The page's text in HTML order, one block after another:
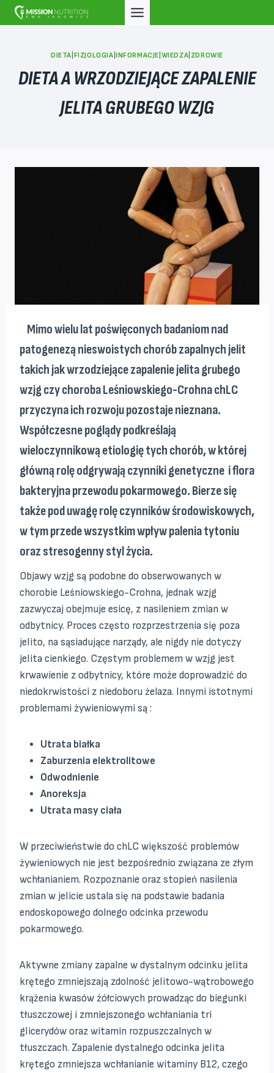
Przejdź
do
DIETA FIZJOLOGIA |INFORMACJE WIEDZA ZDROWIE
DIETA A WRZODZIEJĄCE ZAPALENIE
JELITA GRUBEGO WZJG
Mimo wielu lat poświęconych badaniom nad
patogenezą nieswoistych chorób zapalnych jelit
takich jak wrzodziejące zapalenie jelita grubego
wzjg czy choroba Leśniowskiego-Crohna chLC
przyczyna ich rozwoju pozostaje nieznana.
Współczesne poglądy podkreślają
wieloczynnikową etiologię tych chorób, w której
główną rolę odgrywają czynniki genetyczne i flora
bakteryjna przewodu pokarmowego. Bierze się
także pod uwagę rolę czynników środowiskowych,
w tym przede wszystkim wpływ palenia tytoniu
oraz stresogenny styl życia.
Objawy wzjg są podobne do obserwowanych w
chorobie Leśniowskiego-Crohna, jednak wzjg
zazwyczaj obejmuje esicę, z nasileniem zmian w
odbytnicy. Proces często rozprzestrzenia się poza
jelito, na sąsiadujące narządy, ale nigdy nie dotyczy
jelita cienkiego. Częstym problemem w wzjg jest
krwawienie z odbytnicy, które może doprowadzić do
niedokrwistości z niedoboru żelaza. Innymi istotnymi
problemami żywieniowymi są :
Utrata białka
Zaburzenia elektrolitowe
Odwodnienie
Anoreksja
Utrata masy ciała
W przeciwieństwie do chLC większość problemów
żywieniowych nie jest bezpośrednio związana ze złym
wchłanianiem. Rozpoznanie oraz stopień nasilenia
zmian w jelicie ustala się na podstawie badania
endoskopowego dolnego odcinka przewodu
pokarmowego.
Aktywne zmiany zapalne w dystalnym odcinku jelita
krętego zmniejszają zdolność jelitowo-wątrobowego
krążenia kwasów żółciowych prowadząc do biegunki
tłuszczowej i zmniejszonego wchłaniania tri
glicerydów oraz witamin rozpuszczalnych w
tłuszczach. Zapalenie dystalnego odcinka jelita
krętego zmniejsza wchłanianie witaminy B12, czego